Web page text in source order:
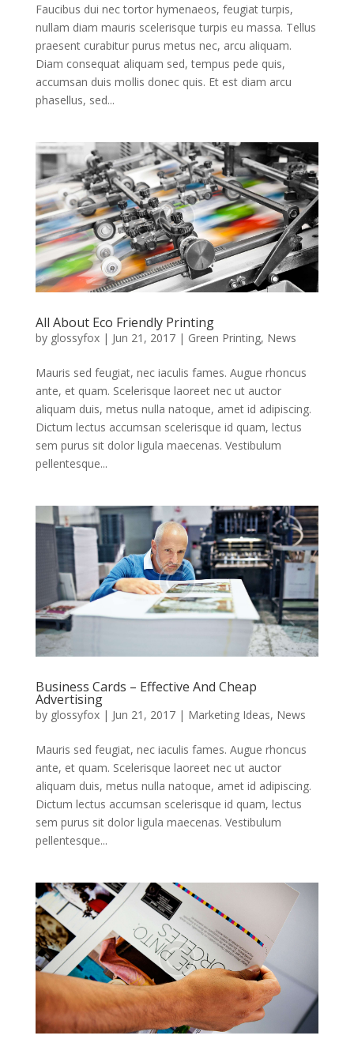
Faucibus dui nec tortor hymenaeos, feugiat turpis,
nullam diam mauris scelerisque turpis eu massa. Tellus
praesent curabitur purus metus nec, arcu aliquam.
Diam consequat aliquam sed, tempus pede quis,
accumsan duis mollis donec quis. Et est diam arcu
phasellus, sed...
All About Eco Friendly Printing
by glossyfox| Jun 21, 2017| Green Printing, News
Mauris sed feugiat, nec iaculis fames. Augue rhoncus
ante, et quam. Scelerisque laoreet nec ut auctor
aliquam duis, metus nulla natoque, amet id adipiscing.
Dictum lectus accumsan scelerisque id quam, lectus
sem purus sit dolor ligula maecenas. Vestibulum
pellentesque...
Business Cards – Effective And Cheap
Advertising
by glossyfox| Jun 21, 2017| Marketing Ideas, News
Mauris sed feugiat, nec iaculis fames. Augue rhoncus
ante, et quam. Scelerisque laoreet nec ut auctor
aliquam duis, metus nulla natoque, amet id adipiscing.
Dictum lectus accumsan scelerisque id quam, lectus
sem purus sit dolor ligula maecenas. Vestibulum
pellentesque...